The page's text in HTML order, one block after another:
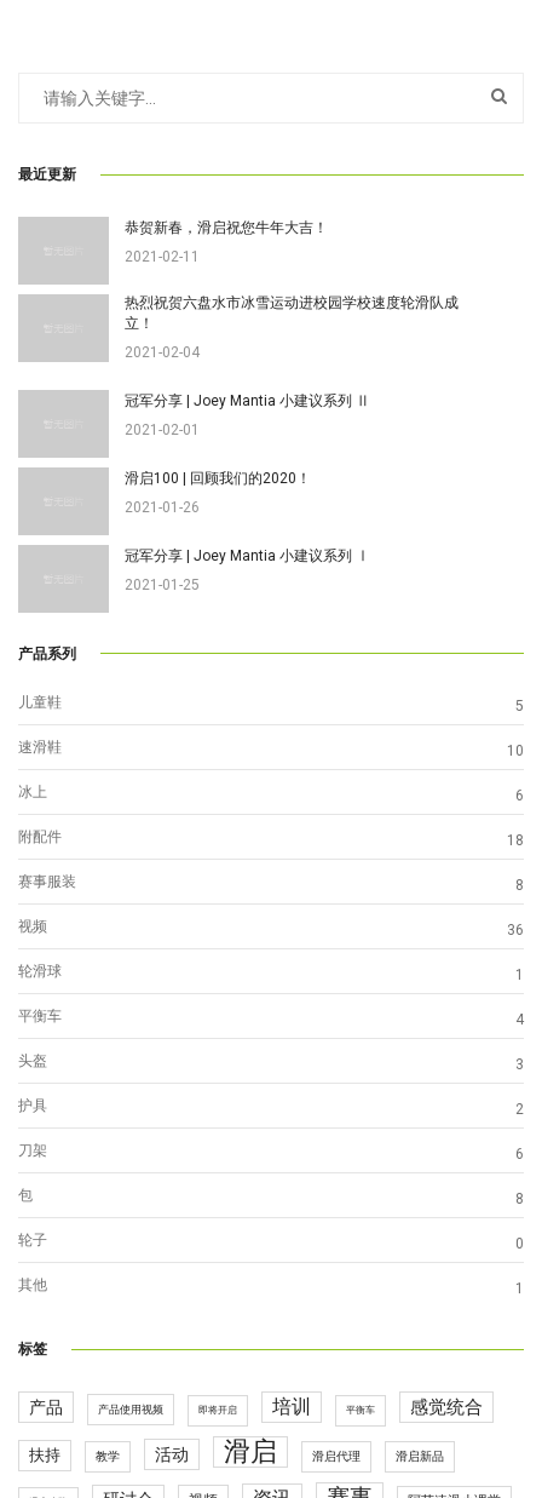
最近更新
恭贺新春，滑启祝您牛年大吉！
2021-02-11
热烈祝贺六盘水市冰雪运动进校园学校速度轮滑队成
立！
2021-02-04
冠军分享 | Joey Mantia 小建议系列 Ⅱ
2021-02-01
滑启100 | 回顾我们的2020！
2021-01-26
冠军分享 | Joey Mantia 小建议系列 Ⅰ
2021-01-25
产品系列
儿童鞋 5
速滑鞋 10
冰上 6
附配件 18
赛事服装 8
视频 36
轮滑球 1
平衡车 4
头盔 3
护具 2
刀架 6
包 8
轮子 0
其他 1
标签
产品 产品使用视频 即将开启 培训 平衡车 感觉统合
扶持 教学 活动 滑启 滑启代理 滑启新品